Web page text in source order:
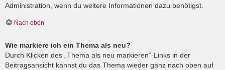
Administration, wenn du weitere Informationen dazu benötigst.
Nach oben
Wie markiere ich ein Thema als neu?
Durch Klicken des „Thema als neu markieren“-Links in der
Beitragsansicht kannst du das Thema wieder ganz nach oben auf